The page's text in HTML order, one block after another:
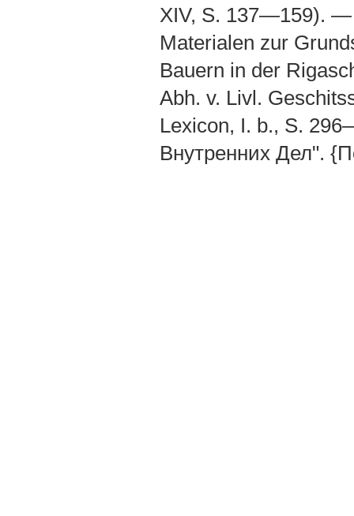
ХIV, S. 137—159). —
Materialen zur
Bauern in der
Abh. v. Livl.
Lexicon, I. b., S.
Внутренних Дел".